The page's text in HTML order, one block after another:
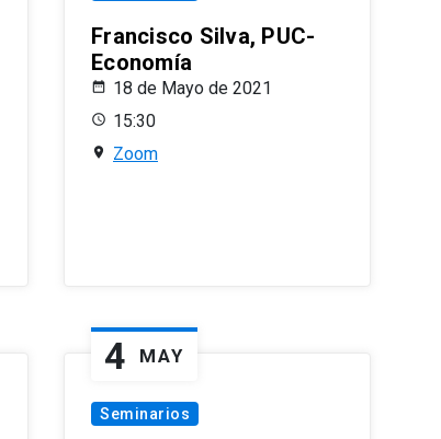
Francisco Silva, PUC-
Economía
18 de Mayo de 2021
15:30
Zoom
4 MAY
Seminarios